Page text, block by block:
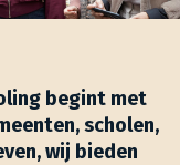
begint met
scholen,
wij bieden